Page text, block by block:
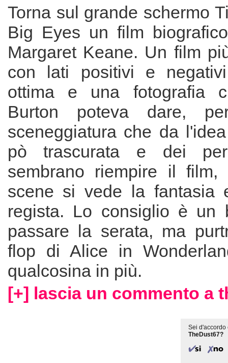
Torna sul grande schermo
Big Eyes un film
Margaret Keane. Un film
con lati positivi e
ottima e una fotografia
Burton poteva dare,
sceneggiatura che da
pò trascurata e dei
sembrano riempire il
scene si vede la fantasia
regista. Lo consiglio è un
passare la serata, ma
flop di Alice in
qualcosina in più.
[+] lascia un commento a
Sei d'accordo
TheDust67?